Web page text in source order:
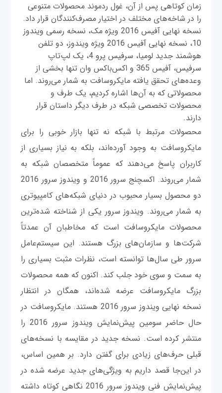
زمان کوتاهی پس از آن، غول ردموند محصولات متنوعی
را در شاخه‌های مختلف در اختیار مصرف‌کنندگان قرار داد.
نسخه نهایی آفیس 2016 ویژه مک، نسخه رسمی ویندوز
10، نسخه نهایی آفیس 2016 ویژه ویندوز، دو تلفن
هوشمند جدید لومیا، سرفیس پرو 4، یک لپ‌تاپ
سرفیس، آفیس 365 و اکس‌باکس وان تنها بخشی از
وعده‌های تحقق یافته مایکروسافت به شمار می‌روند. اما
محصولاتی که به آن‌ها اشاره کردیم، یک طرف و
محصولات تخصصی شبکه در طرف دیگر داستان قرار
دارند.
محصولات مرتبط با شبکه نه تنها بازار خوبی را برای
مایکروسافت به وجود آورده‌اند، بلکه به نیاز بسیاری از
کاربران پاسخ می‌دهند که عموماً متخصصان شبکه به
شمار می‌روند. اکسچنج سرور 2016 و ویندوز سرور 2016
دو محصول بسیار محبوب در دنیای شبکه‌های کامپیوتری
به شمار می‌روند. ویندوز سرور یکی از شناخته شده‌ترین
محصولات مایکروسافت است که مخاطبان آن عمدتاً
شرکت‌ها و سازمان‌های بزرگ هستند. این سیستم‌عامل
سرور طی سال‌ها توانسته است، نظرات مثبت بسیاری را
به سمت و سوی خود جلب کند. اکنون که همه محصولات
بزرگ مایکروسافت عرضه شده‌اند، همگان در انتظار
نسخه نهایی ویندوز سرور 2016 هستند. مایکروسافت در
حال حاضر سومین پیش‌نمایش ویندوز سرور 2016 را
منتشر کرده است. نسخه جدید در مقایسه با نسخه‌های
قبلی حرف‌های زیادی برای گفتن دارد. بر همین اساس،
در این‌جا قصد داریم به ویژگی‌های جدید عرضه شده در
پیش‌نمایش فنی ویندوز سرور 2016 نگاهی کوتاه داشته